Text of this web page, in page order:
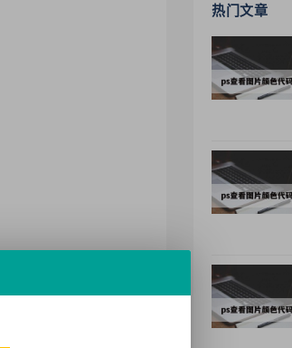
热门文章